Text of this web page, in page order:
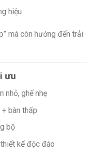
hiệu
mà còn hướng đến trải
ưu
nhỏ, ghế nhẹ
bàn thấp
bộ
kế độc đáo